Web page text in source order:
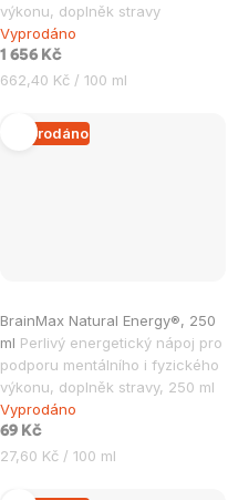
výkonu, doplněk stravy
Vyprodáno
1 656 Kč
Měrná
662,40 Kč / 100 ml
Vyprodáno
BrainMax Natural Energy®, 250
ml Perlivý energetický nápoj pro
podporu mentálního i fyzického
výkonu, doplněk stravy, 250 ml
Vyprodáno
69 Kč
Měrná
27,60 Kč / 100 ml